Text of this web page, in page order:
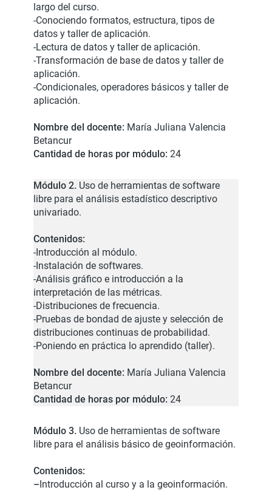
largo del curso.
-Conociendo formatos, estructura, tipos de
datos y taller de aplicación.
-Lectura de datos y taller de aplicación.
-Transformación de base de datos y taller de
aplicación.
-Condicionales, operadores básicos y taller de
aplicación.
Nombre del docente: María Juliana Valencia
Betancur
Cantidad de horas por módulo: 24
Módulo 2. Uso de herramientas de software
libre para el análisis estadístico descriptivo
univariado.
Contenidos:
-Introducción al módulo.
-Instalación de softwares.
-Análisis gráfico e introducción a la
interpretación de las métricas.
-Distribuciones de frecuencia.
-Pruebas de bondad de ajuste y selección de
distribuciones continuas de probabilidad.
-Poniendo en práctica lo aprendido (taller).
Nombre del docente: María Juliana Valencia
Betancur
Cantidad de horas por módulo: 24
Módulo 3. Uso de herramientas de software
libre para el análisis básico de geoinformación.
Contenidos:
–Introducción al curso y a la geoinformación.